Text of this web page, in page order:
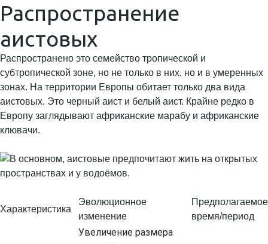
Распространение
аистовых
Распространено это семейство тропической и
субтропической зоне, но не только в них, но и в умеренных
зонах. На территории Европы обитает только два вида
аистовых. Это черный аист и белый аист. Крайне редко в
Европу заглядывают африканские марабу и африканские
клювачи.
Характеристика
Эволюционное
изменение
Предполагаемое
время/период
Увеличение размера